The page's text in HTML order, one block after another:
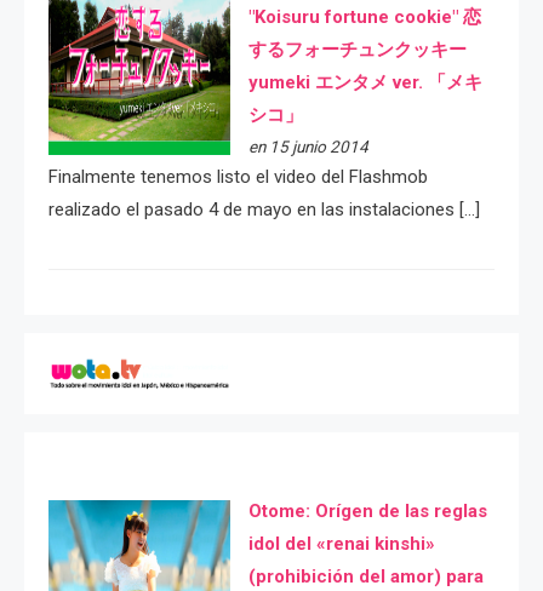
"Koisuru fortune cookie" 恋
するフォーチュンクッキー
yumeki エンタメ ver. 「メキ
シコ」
en 15 junio 2014
Finalmente tenemos listo el video del Flashmob
realizado el pasado 4 de mayo en las instalaciones […]
Otome: Orígen de las reglas
idol del «renai kinshi»
(prohibición del amor) para